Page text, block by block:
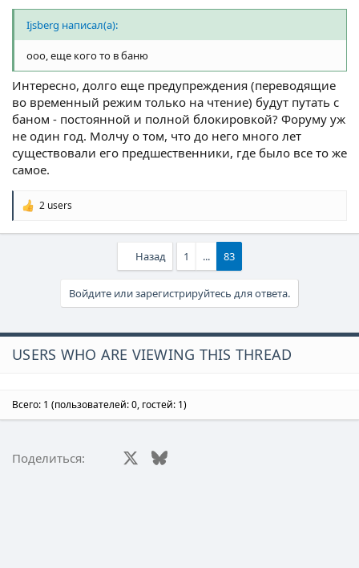
Ijsberg написал(а):
ооо, еще кого то в баню
Интересно, долго еще предупреждения (переводящие
во временный режим только на чтение) будут путать с
баном - постоянной и полной блокировкой? Форуму уж
не один год. Молчу о том, что до него много лет
существовали его предшественники, где было все то же
самое.
Р
а
2 users
Назад 1 ... 83
Войдите или зарегистрируйтесь для ответа.
USERS WHO ARE VIEWING THIS THREAD
Всего: 1 (пользователей: 0, гостей: 1)
Поделиться: FacebookX (Twitter)
Bluesky